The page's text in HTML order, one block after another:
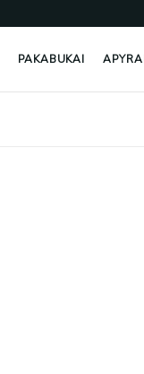
PAKABUKAI